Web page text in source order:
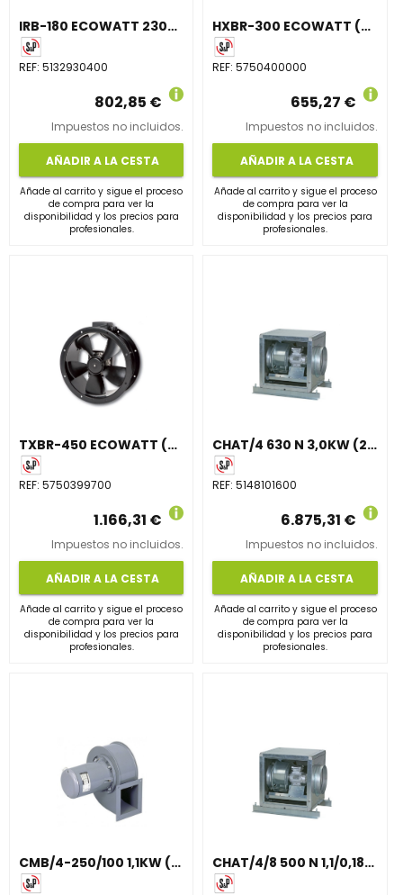
IRB-180 ECOWATT 230V50/60HZ N8
REF: 5132930400
802,85 €
Impuestos no incluidos.
AÑADIR A LA CESTA
Añade al carrito y sigue el proceso
de compra para ver la
disponibilidad y los precios para
profesionales.
HXBR-300 ECOWATT (230V50/60HZ) V5
REF:5750400000
655,27 €
Impuestos no incluidos.
AÑADIR A LA CESTA
Añade al carrito y sigue el proceso
de compra para ver la
disponibilidad y los precios para
profesionales.
TXBR-450 ECOWATT (230V50/60HZ) V5
REF: 5750399700
1.166,31 €
Impuestos no incluidos.
AÑADIR A LA CESTA
Añade al carrito y sigue el proceso
de compra para ver la
disponibilidad y los precios para
profesionales.
CHAT/4 630 N 3,0KW (230/400V 50) F400 IE3 N8
REF:5148101600
6.875,31 €
Impuestos no incluidos.
AÑADIR A LA CESTA
Añade al carrito y sigue el proceso
de compra para ver la
disponibilidad y los precios para
profesionales.
CMB/4-250/100 1,1KW (230V50HZ)LG270 VE CHAT/4/8 500 N 1,1/0,18KW (400V 50) F400 N8